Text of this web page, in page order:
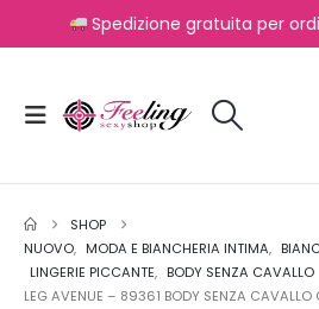
Spedizione gratuita per
SHOP
NUOVO, MODA E BIANCHERIA INTIMA,
LINGERIE PICCANTE, BODY SENZA CAVALLO
LEG AVENUE – 89361 BODY SENZA CAVALLO